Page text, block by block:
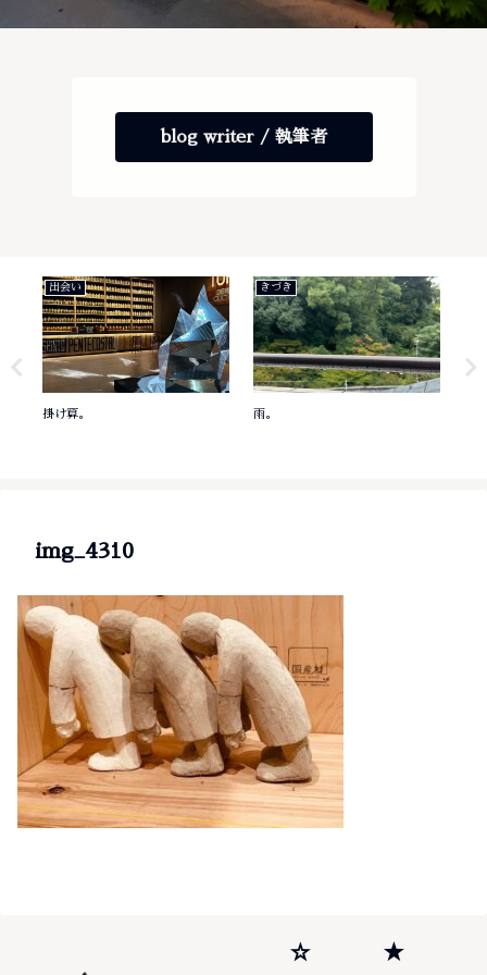
blog writer / 執筆者
出会い
掛け算。
きづき
雨。
img_4310
☆ ★